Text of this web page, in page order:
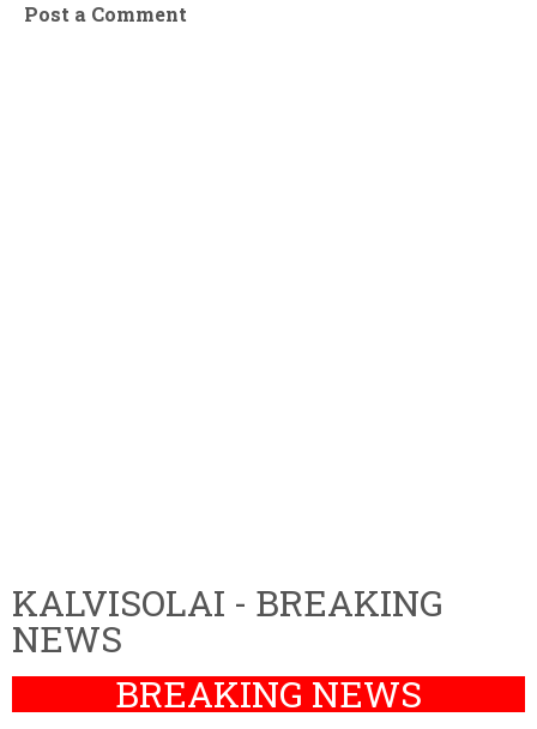
Post a Comment
KALVISOLAI - BREAKING
NEWS
BREAKING NEWS